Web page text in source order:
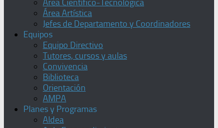
Área Científico-Tecnológica
Área Artística
Jefes de Departamento y Coordinadores
Equipos
Equipo Directivo
Tutores, cursos y aulas
Convivencia
Biblioteca
Orientación
AMPA
Planes y Programas
Aldea